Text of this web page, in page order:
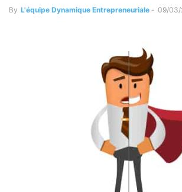
By L'équipe Dynamique Entrepreneuriale - 09/03/